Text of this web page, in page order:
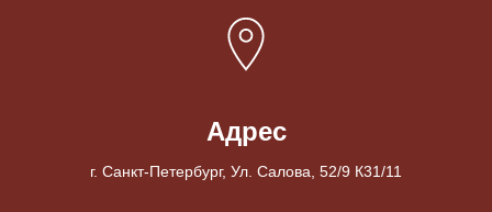
Адрес
г. Санкт-Петербург, Ул. Салова, 52/9 К31/11